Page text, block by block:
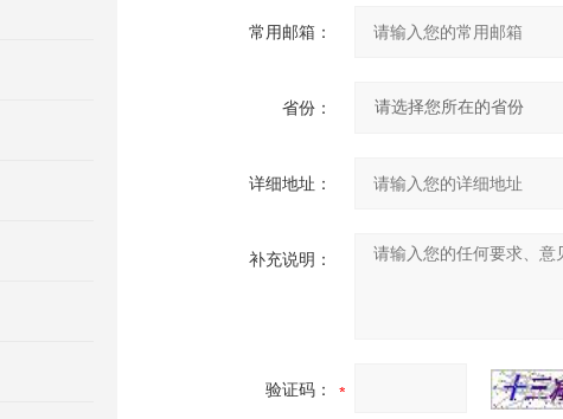
常用邮箱：
省份：
详细地址：
补充说明：
验证码：